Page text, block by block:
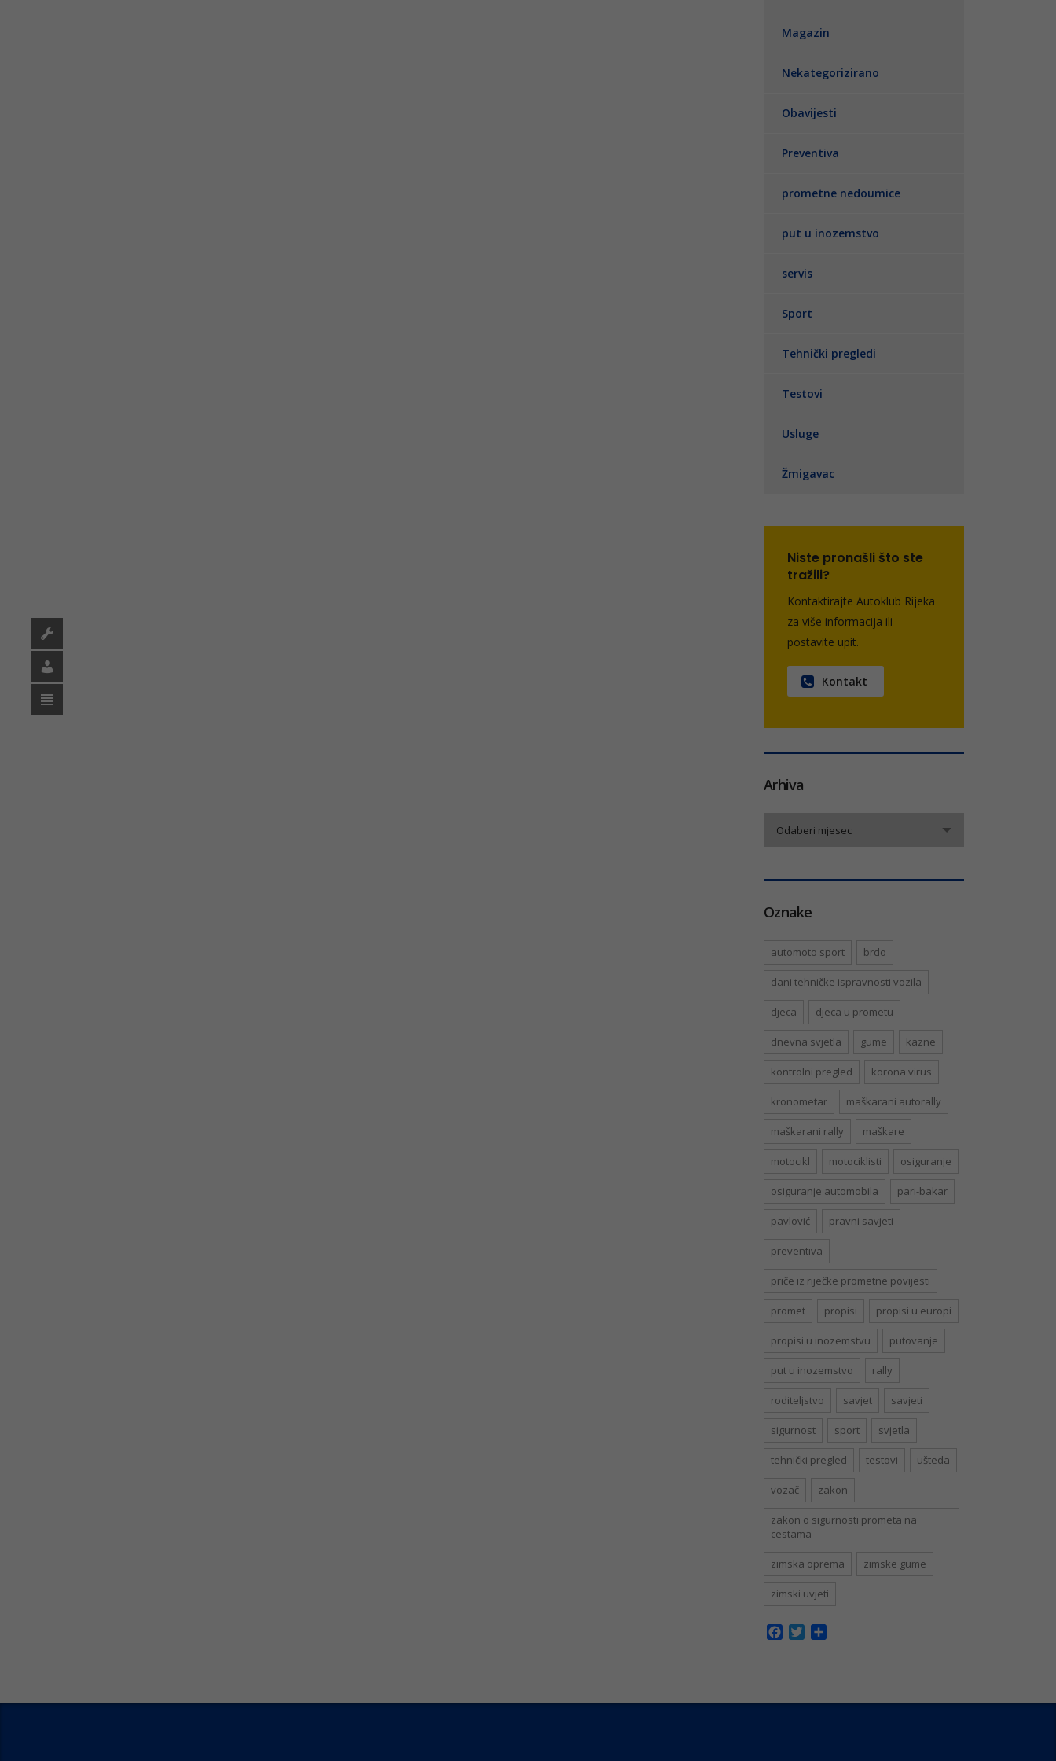
Magazin
Nekategorizirano
Obavijesti
Preventiva
prometne nedoumice
put u inozemstvo
servis
Sport
Tehnički pregledi
Testovi
Usluge
Žmigavac
Niste pronašli što ste
tražili?
Kontaktirajte Autoklub Rijeka
za više informacija ili
postavite upit.
Kontakt
Arhiva
Odaberi mjesec
Oznake
automoto sport brdo
dani tehničke ispravnosti vozila
djeca djeca u prometu
dnevna svjetla gume kazne
kontrolni pregled korona virus
kronometar maškarani autorally
maškarani rally maškare
motocikl motociklisti osiguranje
osiguranje automobila pari-bakar
pavlović pravni savjeti
preventiva
priče iz riječke prometne povijesti
promet propisi propisi u europi
propisi u inozemstvu putovanje
put u inozemstvo rally
roditeljstvo savjet savjeti
sigurnost sport svjetla
tehnički pregled testovi ušteda
vozač zakon
zakon o sigurnosti prometa na
cestama
zimska oprema zimske gume
zimski uvjeti
Facebook
Twitter